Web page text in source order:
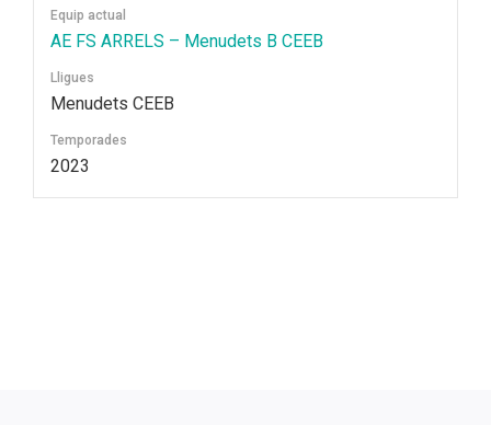
Equip actual
AE FS ARRELS – Menudets B CEEB
Lligues
Menudets CEEB
Temporades
2023